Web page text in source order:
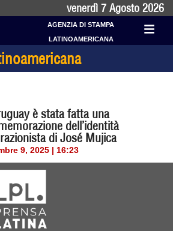
venerdì 7 Agosto 2026
AGENZIA DI STAMPA
LATINOAMERICANA
è stata fatta una
dell’identità
di José Mujica
9, 2025 | 16:23